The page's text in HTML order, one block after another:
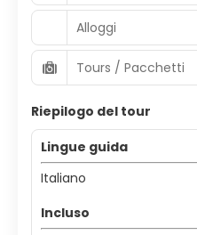
Alloggi
Tours / Pacchetti
Riepilogo del tour
Lingue guida
Italiano
Incluso